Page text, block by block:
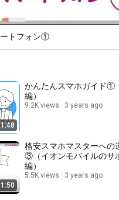
ートフォン①
1:48
かんたんスマホガイド①
編）
9.2K views 3 years ago
1:50
格安スマホマスターへの
③（イオンモバイルのサ
編）
5.5K views 3 years ago